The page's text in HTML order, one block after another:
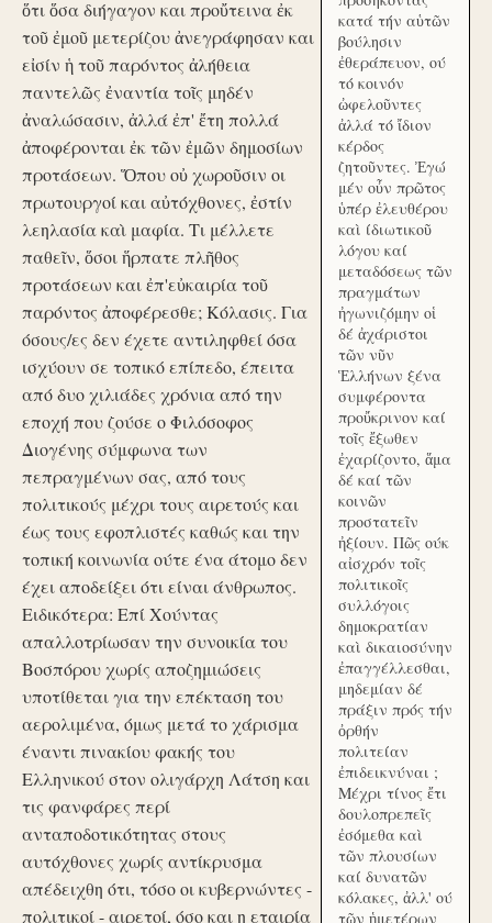
ὅτι ὅσα διήγαγον και προὔτεινα ἐκ
τοῦ ἐμοῦ μετερίζου ἀνεγράφησαν και
εἰσίν ἡ τοῦ παρόντος ἀλήθεια
παντελῶς ἐναντία τοῖς μηδέν
ἀναλώσασιν, ἀλλά ἐπ' ἔτη πολλά
ἀποφέρονται ἐκ τῶν ἐμῶν δημοσίων
προτάσεων. Ὅπου οὐ χωροῦσιν οι
πρωτουργοί και αὐτόχθονες, ἐστίν
λεηλασία καὶ μαφία. Τι μέλλετε
παθεῖν, ὅσοι ἥρπατε πλῆθος
προτάσεων και ἐπ'εὐκαιρία τοῦ
παρόντος ἀποφέρεσθε; Κόλασις. Για
όσους/ες δεν έχετε αντιληφθεί όσα
ισχύουν σε τοπικό επίπεδο, έπειτα
από δυο χιλιάδες χρόνια από την
εποχή που ζούσε ο Φιλόσοφος
Διογένης σύμφωνα των
πεπραγμένων σας, από τους
πολιτικούς μέχρι τους αιρετούς και
έως τους εφοπλιστές καθώς και την
τοπική κοινωνία ούτε ένα άτομο δεν
έχει αποδείξει ότι είναι άνθρωπος.
Ειδικότερα: Επί Χούντας
απαλλοτρίωσαν την συνοικία του
Βοσπόρου χωρίς αποζημιώσεις
υποτίθεται για την επέκταση του
αερολιμένα, όμως μετά το χάρισμα
έναντι πινακίου φακής του
Ελληνικού στον ολιγάρχη Λάτση και
τις φανφάρες περί
ανταποδοτικότητας στους
αυτόχθονες χωρίς αντίκρυσμα
απέδειχθη ότι, τόσο οι κυβερνώντες -
πολιτικοί - αιρετοί, όσο και η εταιρία
κατά τήν αὑτῶν
βούλησιν
ἐθεράπευον, ού
τό κοινόν
ὠφελοῦντες
ἀλλά τό ἴδιον
κέρδος
ζητοῦντες. Ἐγώ
μέν οὖν πρῶτος
ὑπέρ ἐλευθέρου
καὶ ίδιωτικοῦ
λόγου καί
μεταδόσεως τῶν
πραγμάτων
ἠγωνιζόμην οἱ
δέ ἀχάριστοι
τῶν νῦν
Ἑλλήνων ξένα
συμφέροντα
προὔκρινον καί
τοῖς ἔξωθεν
ἐχαρίζοντο, ἅμα
δέ καί τῶν
κοινῶν
προστατεῖν
ἠξίουν. Πῶς ούκ
αἰσχρόν τοῖς
πολιτικοῖς
συλλόγοις
δημοκρατίαν
καὶ δικαιοσύνην
ἐπαγγέλλεσθαι,
μηδεμίαν δέ
πράξιν πρός τήν
ὀρθήν
πολιτείαν
ἐπιδεικνύναι ;
Μέχρι τίνος ἔτι
δουλοπρεπεῖς
ἐσόμεθα καὶ
τῶν πλουσίων
καί δυνατῶν
κόλακες, ἀλλ' ού
τῶν ἡμετέρων